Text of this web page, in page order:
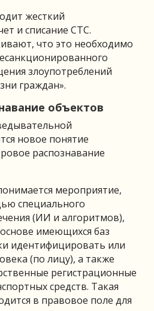
жесткий
и списание СТС.
что это необходимо
злоупотреблений
граждан».
объектов
новое понятие
распознавание
мероприятие,
специального
(ИИ и алгоритмов),
имеющихся баз
идентифицировать или
(по лицу), а также
регистрационные
средств. Такая
в правовое поле для